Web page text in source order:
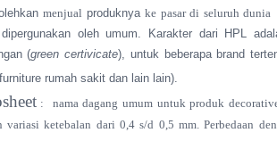
menjual produknyake pasar di seluruh dunia
oleh umum. Karakter dari HPL
(green certivicate), untuk beberapa brand
rumah sakit dan lain lain).
:
nama dagang umum untuk produk
variasi ketebalan dari 0,4 s/d 0,5 mm. Perbedaan